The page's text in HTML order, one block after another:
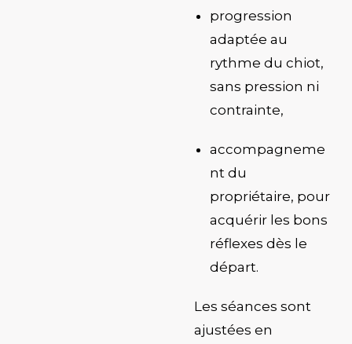
progression
adaptée au
rythme du chiot,
sans pression ni
contrainte,
accompagneme
nt du
propriétaire, pour
acquérir les bons
réflexes dès le
départ.
Les séances sont
ajustées en